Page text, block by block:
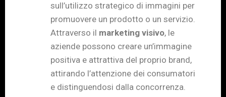
sull’utilizzo strategico di immagini per
promuovere un prodotto o un servizio.
Attraverso il marketing visivo, le
aziende possono creare un’immagine
positiva e attrattiva del proprio brand,
attirando l’attenzione dei consumatori
e distinguendosi dalla concorrenza.